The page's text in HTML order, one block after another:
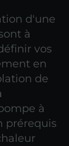
d'une
à
vos
en
de
à
prérequis